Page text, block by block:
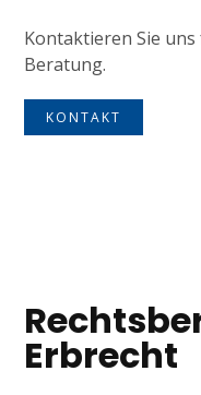
Kontaktieren Sie
Beratung.
KONTAKT
Erbrecht